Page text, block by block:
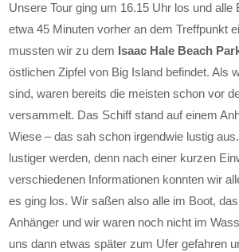
Unsere Tour ging um 16.15 Uhr los und
etwa 45 Minuten vorher an dem Treffpunkt
mussten wir zu dem Isaac Hale Beach
östlichen Zipfel von Big Island befindet. Als
sind, waren bereits die meisten schon vor
versammelt. Das Schiff stand auf einem
Wiese – das sah schon irgendwie lustig
lustiger werden, denn nach einer kurzen
verschiedenen Informationen konnten wir
es ging los. Wir saßen also alle im Boot,
Anhänger und wir waren noch nicht im
uns dann etwas später zum Ufer gefahren